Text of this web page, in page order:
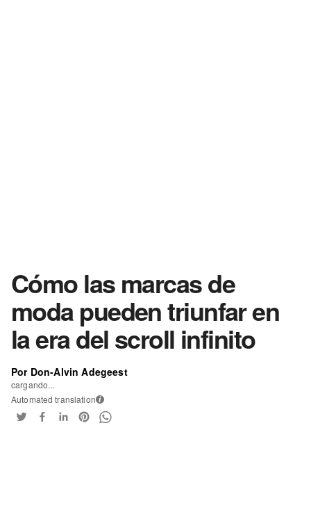
Cómo las marcas de
moda pueden triunfar en
la era del scroll infinito
Por Don-Alvin Adegeest
cargando...
Automated translation i